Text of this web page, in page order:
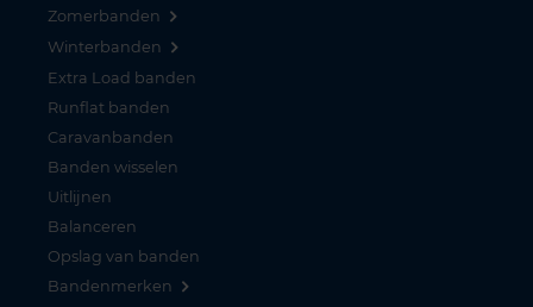
Zomerbanden
Winterbanden
Extra Load banden
Runflat banden
Caravanbanden
Banden wisselen
Uitlijnen
Balanceren
Opslag van banden
Bandenmerken